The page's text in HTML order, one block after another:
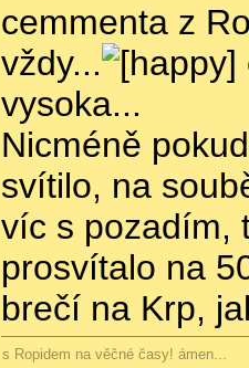
cemmenta z
vždy...
vysoka...
Nicméně
svítilo, na
víc s pozadím,
prosvítalo na
brečí na Krp,
s Ropidem na věčné časy! ámen...